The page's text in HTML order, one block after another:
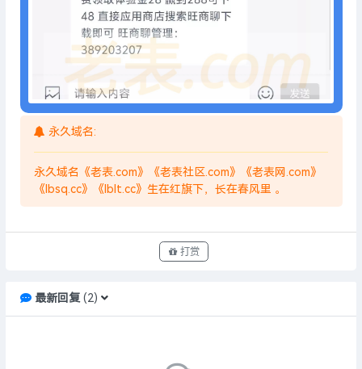
永久域名:
永久域名《老表.com》《老表社区.com》《老表网.com》
《lbsq.cc》《lblt.cc》生在红旗下，长在春风里 。
打赏
最新回复( 2)